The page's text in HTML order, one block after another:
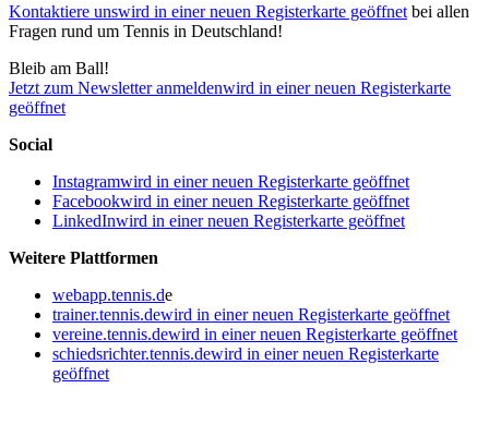
Kontaktiere unswird in einer neuen Registerkarte geöffnet bei allen
Fragen rund um Tennis in Deutschland!
Bleib am Ball!
Jetzt zum Newsletter anmeldenwird in einer neuen Registerkarte
geöffnet
Social
Instagramwird in einer neuen Registerkarte geöffnet
Facebookwird in einer neuen Registerkarte geöffnet
LinkedInwird in einer neuen Registerkarte geöffnet
Weitere Plattformen
webapp.tennis.de
trainer.tennis.dewird in einer neuen Registerkarte geöffnet
vereine.tennis.dewird in einer neuen Registerkarte geöffnet
schiedsrichter.tennis.dewird in einer neuen Registerkarte
geöffnet